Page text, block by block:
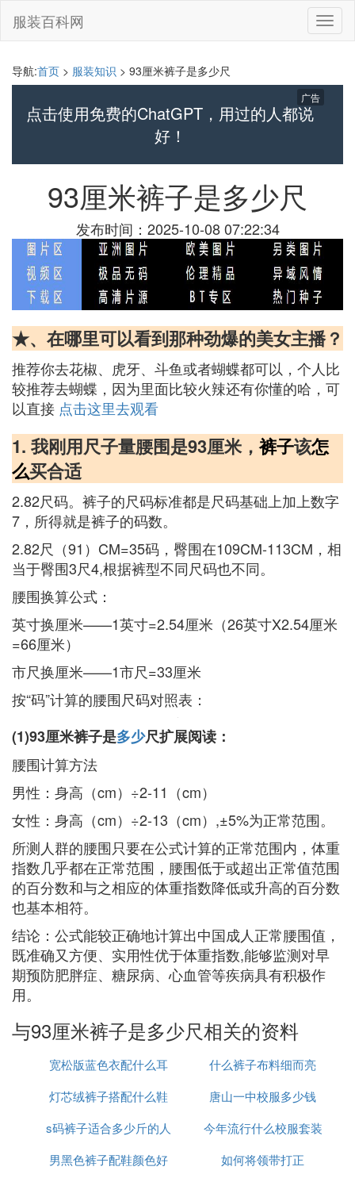
切
换
服装百科网
导航:首页 > 服装知识 > 93厘米裤子是多少尺
点击使用免费的ChatGPT，用过的人都说
好！
广告
93厘米裤子是多少尺
发布时间：2025-10-08 07:22:34
★、在哪里可以看到那种劲爆的美女主播？
推荐你去花椒、虎牙、斗鱼或者蝴蝶都可以，个人比
较推荐去蝴蝶，因为里面比较火辣还有你懂的哈，可
以直接 点击这里去观看
1. 我刚用尺子量腰围是93厘米，裤子该怎
么买合适
2.82尺码。裤子的尺码标准都是尺码基础上加上数字
7，所得就是裤子的码数。
2.82尺（91）CM=35码，臀围在109CM-113CM，相
当于臀围3尺4,根据裤型不同尺码也不同。
腰围换算公式：
英寸换厘米——1英寸=2.54厘米（26英寸X2.54厘米
=66厘米）
市尺换厘米——1市尺=33厘米
按“码”计算的腰围尺码对照表：
(1)93厘米裤子是多少尺扩展阅读：
腰围计算方法
男性：身高（cm）÷2-11（cm）
女性：身高（cm）÷2-13（cm）,±5%为正常范围。
所测人群的腰围只要在公式计算的正常范围内，体重
指数几乎都在正常范围，腰围低于或超出正常值范围
的百分数和与之相应的体重指数降低或升高的百分数
也基本相符。
结论：公式能较正确地计算出中国成人正常腰围值，
既准确又方便、实用性优于体重指数,能够监测对早
期预防肥胖症、糖尿病、心血管等疾病具有积极作
用。
与93厘米裤子是多少尺相关的资料
宽松版蓝色衣配什么耳
饰好看
什么裤子布料细而亮
灯芯绒裤子搭配什么鞋
好看点
唐山一中校服多少钱
s码裤子适合多少斤的人
穿
今年流行什么校服套装
男黑色裤子配鞋颜色好
如何将领带打正